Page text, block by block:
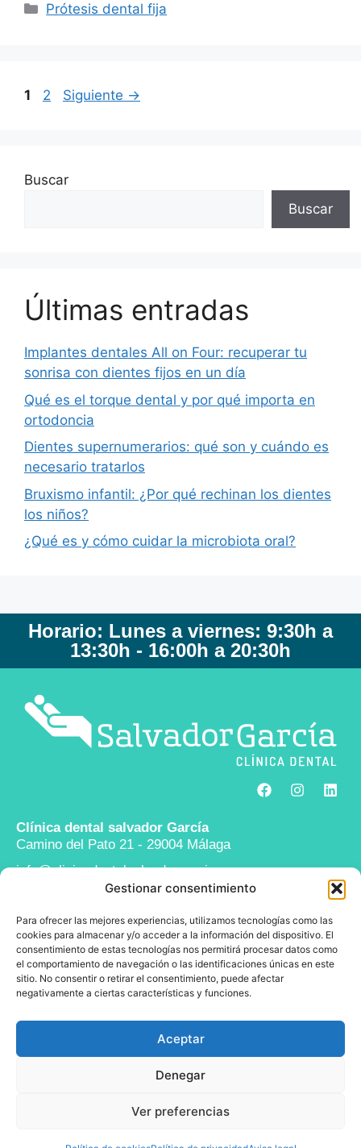
Gestionar consentimiento
Para ofrecer las mejores experiencias, utilizamos tecnologías como las
cookies para almacenar y/o acceder a la información del dispositivo. El
consentimiento de estas tecnologías nos permitirá procesar datos como
el comportamiento de navegación o las identificaciones únicas en este
sitio. No consentir o retirar el consentimiento, puede afectar
negativamente a ciertas características y funciones.
Aceptar
Denegar
Ver preferencias
Prótesis dental fija
1 2 Siguiente →
Buscar
Buscar
Últimas entradas
Implantes dentales All on Four: recuperar tu
sonrisa con dientes fijos en un día
Qué es el torque dental y por qué importa en
ortodoncia
Dientes supernumerarios: qué son y cuándo es
necesario tratarlos
Bruxismo infantil: ¿Por qué rechinan los dientes
los niños?
¿Qué es y cómo cuidar la microbiota oral?
Horario: Lunes a viernes: 9:30h a
13:30h - 16:00h a 20:30h
Clínica dental salvador García
Camino del Pato 21 - 29004 Málaga
info@clinicadentalsalvadorgarcia.com
Legal
Aviso legal
Política de privacidad
Política de cookies